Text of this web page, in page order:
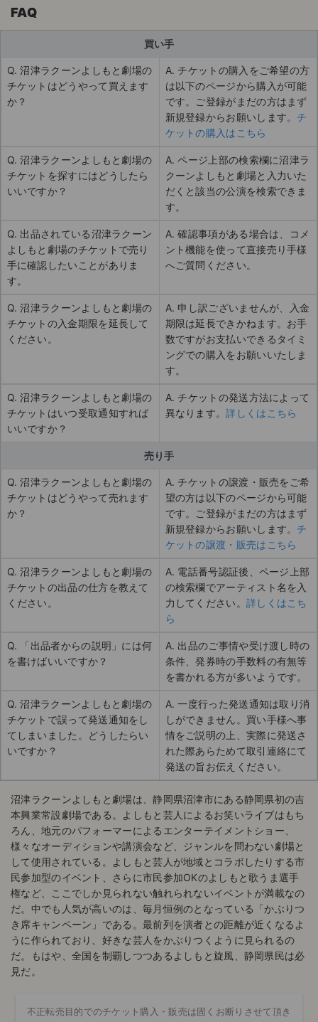
FAQ
買い手
Q. 沼津ラクーンよしもと劇場の
チケットはどうやって買えます
か？
A. チケットの購入をご希望の方
は以下のページから購入が可能
です。ご登録がまだの方はまず
新規登録からお願いします。 チ
ケットの購入はこちら
Q. 沼津ラクーンよしもと劇場の
チケットを探すにはどうしたら
いいですか？
A. ページ上部の検索欄に沼津ラ
クーンよしもと劇場と入力いた
だくと該当の公演を検索できま
す。
Q. 出品されている沼津ラクーン
よしもと劇場のチケットで売り
手に確認したいことがありま
す。
A. 確認事項がある場合は、コメ
ント機能を使って直接売り手様
へご質問ください。
Q. 沼津ラクーンよしもと劇場の
チケットの入金期限を延長して
ください。
A. 申し訳ございませんが、入金
期限は延長できかねます。お手
数ですがお支払いできるタイミ
ングでの購入をお願いいたしま
す。
Q. 沼津ラクーンよしもと劇場の
チケットはいつ受取通知すれば
いいですか？
A. チケットの発送方法によって
異なります。詳しくはこちら
売り手
Q. 沼津ラクーンよしもと劇場の
チケットはどうやって売れます
か？
A. チケットの譲渡・販売をご希
望の方は以下のページから可能
です。ご登録がまだの方はまず
新規登録からお願いします。 チ
ケットの譲渡・販売はこちら
Q. 沼津ラクーンよしもと劇場の
チケットの出品の仕方を教えて
ください。
A. 電話番号認証後、ページ上部
の検索欄でアーティスト名を入
力してください。 詳しくはこち
ら
Q. 「出品者からの説明」には何
を書けばいいですか？
A. 出品のご事情や受け渡し時の
条件、発券時の手数料の有無等
を書かれる方が多いようです。
Q. 沼津ラクーンよしもと劇場の
チケットで誤って発送通知をし
てしまいました。どうしたらい
いですか？
A. 一度行った発送通知は取り消
しができません。買い手様へ事
情をご説明の上、実際に発送さ
れた際あらためて取引連絡にて
発送の旨お伝えください。
沼津ラクーンよしもと劇場は、静岡県沼津市にある静岡県初の吉
本興業常設劇場である。よしもと芸人によるお笑いライブはもち
ろん、地元のパフォーマーによるエンターテイメントショー、
様々なオーディションや講演会など、ジャンルを問わない劇場と
して使用されている。よしもと芸人が地域とコラボしたりする市
民参加型のイベント、さらに市民参加OKのよしもと歌うま選手
権など、ここでしか見られない触れられないイベントが満載なの
だ。中でも人気が高いのは、毎月恒例のとなっている「かぶりつ
き席キャンペーン」である。最前列を演者との距離が近くなるよ
うに作られており、好きな芸人をかぶりつくように見られるの
だ。もはや、全国を制覇しつつあるよしもと旋風、静岡県民は必
見だ。
不正転売目的でのチケット購入・販売は固くお断りさせて頂き